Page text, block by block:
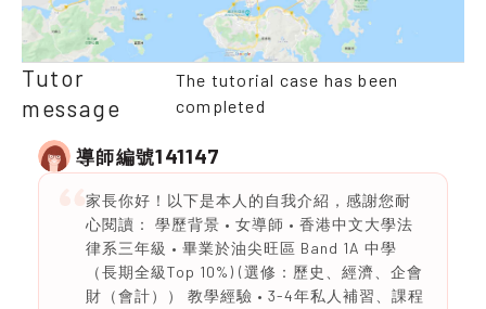
Tutor
message
The tutorial case has been
completed
導師編號141147
家長你好！以下是本人的自我介紹，感謝您耐
心閱讀： 學歷背景 • 女導師 • 香港中文大學法
律系三年級 • 畢業於油尖旺區 Band 1A 中學
（長期全級Top 10%) (選修：歷史、經濟、企會
財（會計）） 教學經驗 • 3-4年私人補習、課程